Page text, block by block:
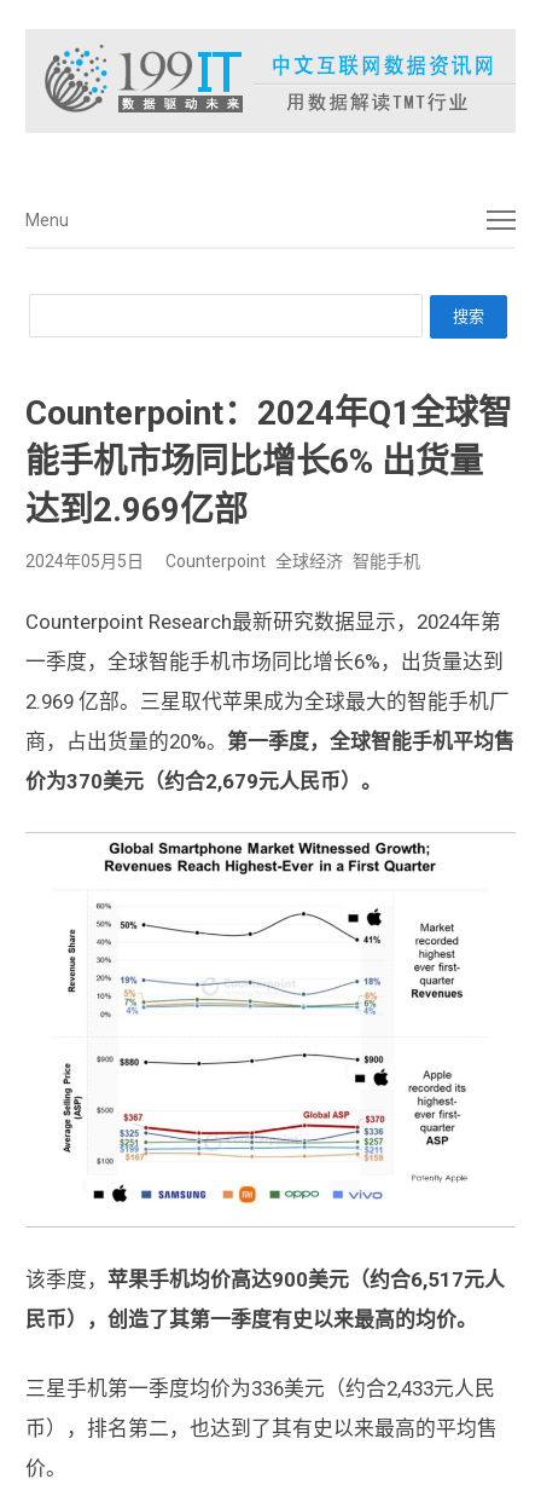
菜单
Menu
Counterpoint：2024年Q1全球智
能手机市场同比增长6% 出货量
达到2.969亿部
2024年05月5日 Counterpoint 全球经济 智能手机
Counterpoint Research最新研究数据显示，2024年第
一季度，全球智能手机市场同比增长6%，出货量达到
2.969 亿部。三星取代苹果成为全球最大的智能手机厂
商，占出货量的20%。 第一季度，全球智能手机平均售
价为370美元（约合2,679元人民币）。
该季度， 苹果手机均价高达900美元（约合6,517元人
民币），创造了其第一季度有史以来最高的均价。
三星手机第一季度均价为336美元（约合2,433元人民
币），排名第二，也达到了其有史以来最高的平均售
价。